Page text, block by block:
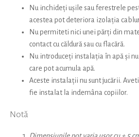
Nu inchideți ușile sau ferestrele
acestea pot deteriora izolația
Nu permiteti nici unei părți din
contact cu căldură sau cu flacără.
Nu introduceți instalația în apă și
care pot acumula apă.
Aceste instalații nu sunt jucării.
fie instalat la indemâna copiilor.
Notă